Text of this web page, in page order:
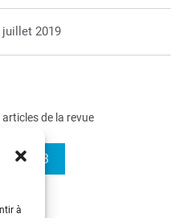
à
juillet 2019
de la revue
2019-3